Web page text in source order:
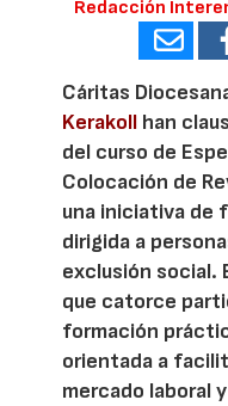
Redacción
Cáritas
Kerakoll han
del curso de
Colocación de
una iniciativa de
dirigida a
exclusión social.
que catorce
formación
orientada a
mercado laboral